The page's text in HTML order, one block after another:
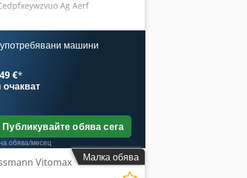
Ag Aerf
машини
€*
очакват
Публикувайте обява сега
обява/месец
Малка обява
Vitomax